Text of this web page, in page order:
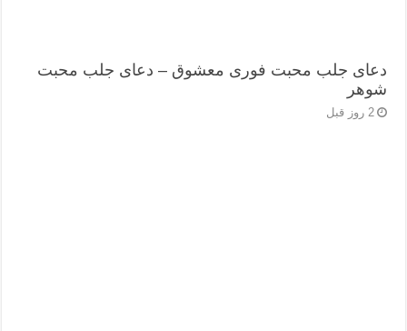
دعای جلب محبت فوری معشوق – دعای جلب محبت
شوهر
2 روز قبل